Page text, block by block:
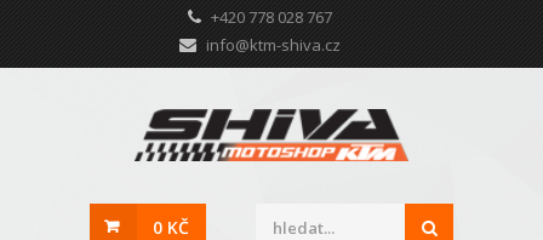
+420 778 028 767
info@ktm-shiva.cz
0 KČ